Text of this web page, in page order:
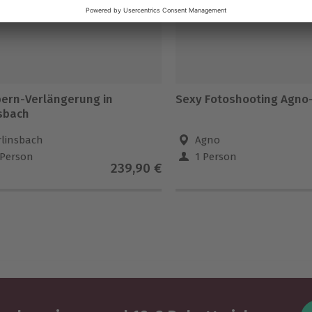
Verlängerung in
239,90 €
Sexy Fotoshooting
Agno
1 Person